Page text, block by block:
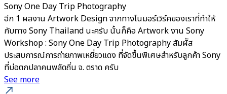
Sony One Day Trip Photography
อีก 1 ผลงาน Artwork Design จากทางโนมอร์เวิร์คของเราที่ทำให้
กับทาง Sony Thailand นะครับ นั้นก็คือ Artwork งาน Sony
Workshop : Sony One Day Trip Photography สัมผััส
ประสบการณ์การถ่ายภาพเหยี่ยวแดง ที่จัดขึ้นพิเศษสำหรับลูกค้า Sony
ที่บ่อตกปลาคนพลัดถิ่น จ. ตราด ครับ
See more